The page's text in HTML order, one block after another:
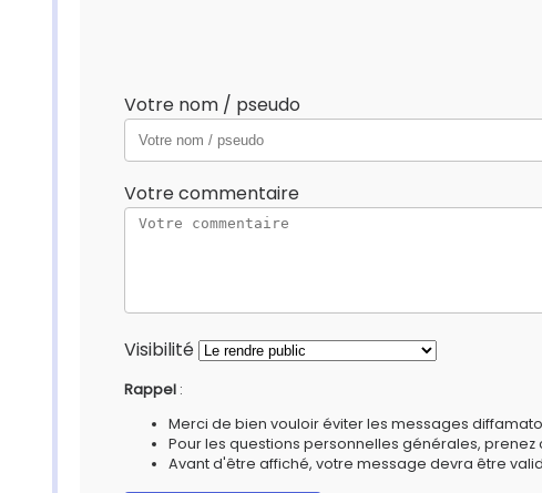
Votre nom / pseudo
Votre commentaire
Visibilité
Rappel :
Merci de bien vouloir éviter les messages
Pour les questions personnelles générales, prenez
Avant d'être affiché, votre message devra être